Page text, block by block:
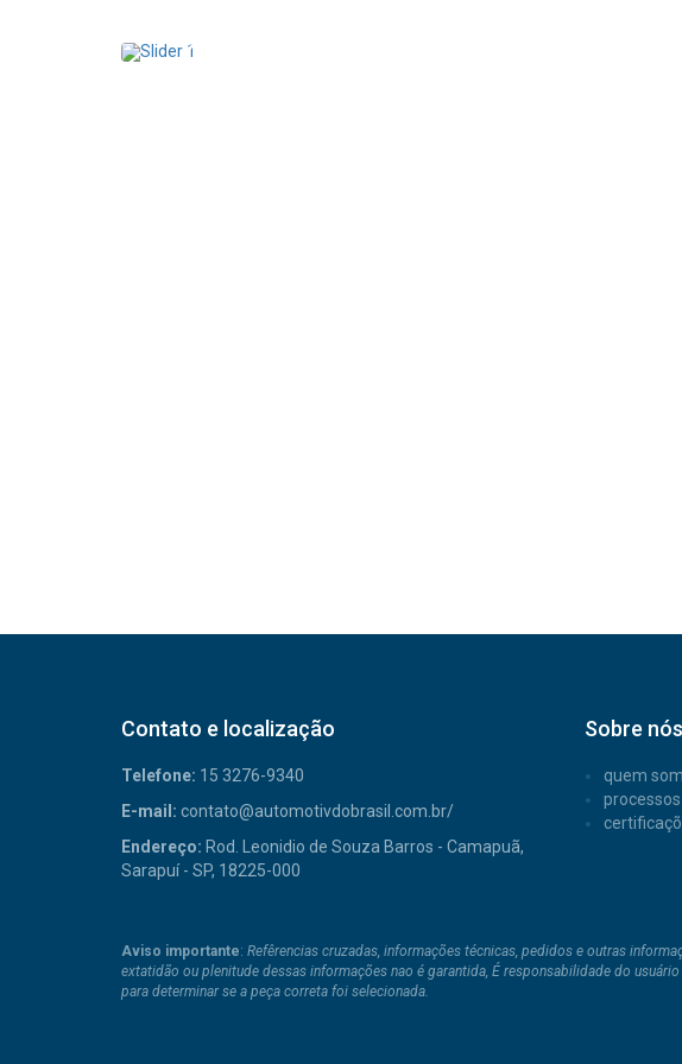
Contato e localização
Telefone: 15 3276-9340
E-mail: contato@automotivdobrasil.com.br/
Endereço: Rod. Leonidio de Souza Barros - Camapuã,
Sarapuí - SP, 18225-000
Sobre nós
quem
processos
Aviso importante: Refêrencias cruzadas, informações técnicas, pedidos e outras
extatidão ou plenitude dessas informações nao é garantida, É responsabilidade do
para determinar se a peça correta foi selecionada.